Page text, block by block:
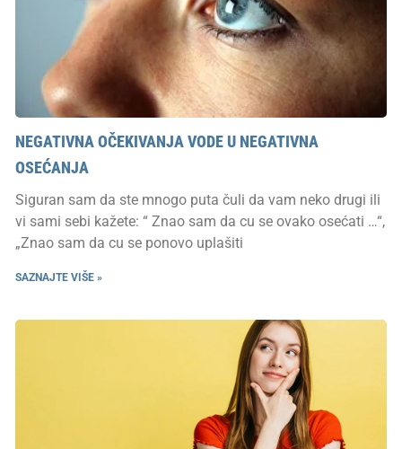
NEGATIVNA OČEKIVANJA VODE U NEGATIVNA
OSEĆANJA
Siguran sam da ste mnogo puta čuli da vam neko drugi ili
vi sami sebi kažete: “ Znao sam da cu se ovako osećati …“,
„Znao sam da cu se ponovo uplašiti
SAZNAJTE VIŠE »